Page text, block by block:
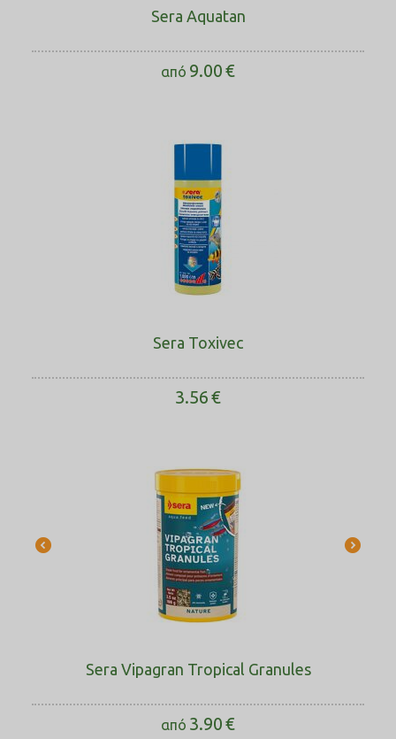
Sera Aquatan
από 9.00€
Sera Toxivec
3.56€
Sera Vipagran Tropical Granules
από 3.90€